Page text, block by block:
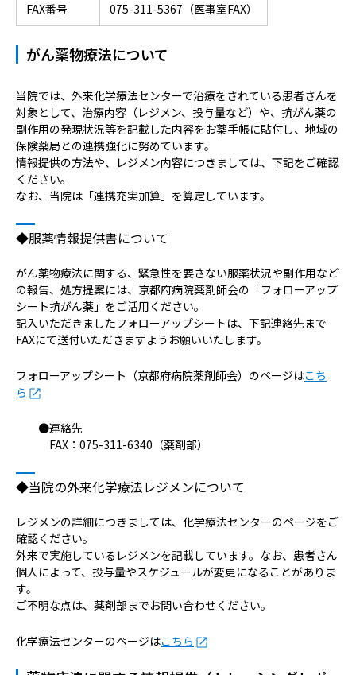
FAX番号 075-311-5367（医事室FAX）
がん薬物療法について
当院では、外来化学療法センターで治療をされている患者さんを
対象として、治療内容（レジメン、投与量など）や、抗がん薬の
副作用の発現状況等を記載した内容をお薬手帳に貼付し、地域の
保険薬局との連携強化に努めています。
情報提供の方法や、レジメン内容につきましては、下記をご確認
ください。
なお、当院は「連携充実加算」を算定しています。
◆服薬情報提供書について
がん薬物療法に関する、緊急性を要さない服薬状況や副作用など
の報告、処方提案には、京都府病院薬剤師会の「フォローアップ
シート抗がん薬」をご活用ください。
記入いただきましたフォローアップシートは、下記連絡先まで
FAXにて送付いただきますようお願いいたします。
フォローアップシート（京都府病院薬剤師会）のページはこち
ら
●連絡先
FAX：075-311-6340（薬剤部）
◆当院の外来化学療法レジメンについて
レジメンの詳細につきましては、化学療法センターのページをご
確認ください。
外来で実施しているレジメンを記載しています。なお、患者さん
個人によって、投与量やスケジュールが変更になることがありま
す。
ご不明な点は、薬剤部までお問い合わせください。
化学療法センターのページはこちら